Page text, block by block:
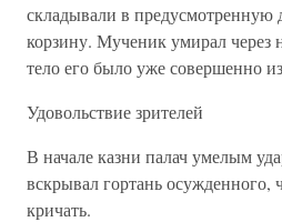
складывали в предусмотренную
корзину. Мученик умирал через
тело его было уже совершенно
Удовольствие зрителей
В начале казни палач умелым
вскрывал гортань осужденного,
кричать.